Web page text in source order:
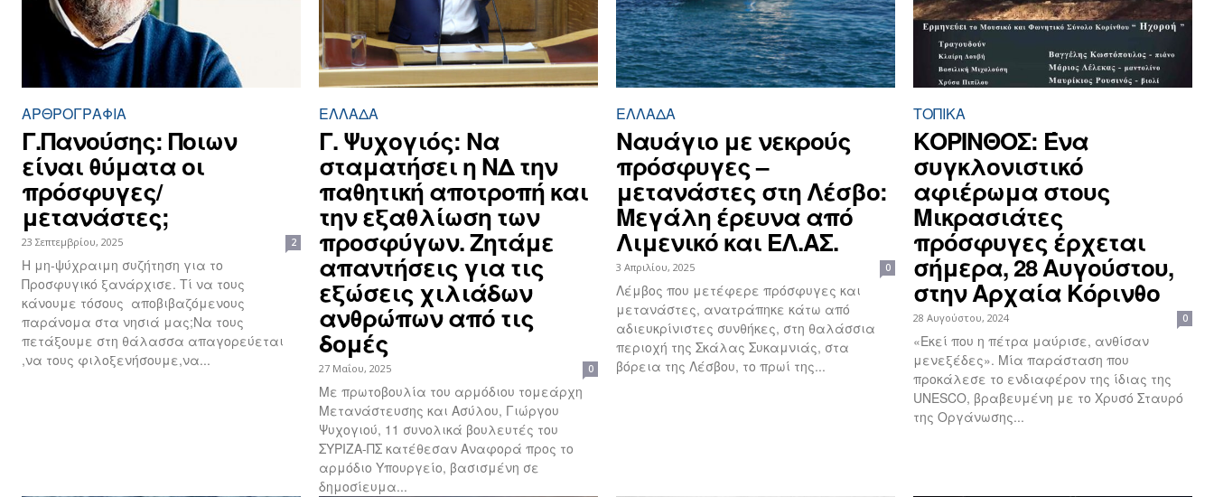
ΑΡΘPΟΓΡΑΦΙΑ
Γ.Πανούσης: Ποιων
είναι θύματα οι
πρόσφυγες/
μετανάστες;
23 Σεπτεμβρίου, 2025 2
Η μη-ψύχραιμη συζήτηση για το
Προσφυγικό ξανάρχισε. Τί να τους
κάνουμε τόσους αποβιβαζόμενους
παράνομα στα νησιά μας;Να τους
πετάξουμε στη θάλασσα απαγορεύεται
,να τους φιλοξενήσουμε,να...
ΕΛΛΆΔΑ
Γ. Ψυχογιός: Να
σταματήσει η ΝΔ την
παθητική αποτροπή και
την εξαθλίωση των
προσφύγων. Ζητάμε
απαντήσεις για τις
εξώσεις χιλιάδων
ανθρώπων από τις
δομές
27 Μαΐου, 2025 0
Με πρωτοβουλία του αρμόδιου τομεάρχη
Μετανάστευσης και Ασύλου, Γιώργου
Ψυχογιού, 11 συνολικά βουλευτές του
ΣΥΡΙΖΑ-ΠΣ κατέθεσαν Αναφορά προς το
αρμόδιο Υπουργείο, βασισμένη σε
δημοσίευμα...
ΕΛΛΆΔΑ
Ναυάγιο με νεκρούς
πρόσφυγες –
μετανάστες στη Λέσβο:
Μεγάλη έρευνα από
Λιμενικό και ΕΛ.ΑΣ.
3 Απριλίου, 2025 0
Λέμβος που μετέφερε πρόσφυγες και
μετανάστες, ανατράπηκε κάτω από
αδιευκρίνιστες συνθήκες, στη θαλάσσια
περιοχή της Σκάλας Συκαμνιάς, στα
βόρεια της Λέσβου, το πρωί της...
ΤΟΠΙΚΑ
ΚΟΡΙΝΘΟΣ: Ένα
συγκλονιστικό
αφιέρωμα στους
Μικρασιάτες
πρόσφυγες έρχεται
σήμερα, 28 Αυγούστου,
στην Αρχαία Κόρινθο
28 Αυγούστου, 2024 0
«Εκεί που η πέτρα μαύρισε, ανθίσαν
μενεξέδες». Μία παράσταση που
προκάλεσε το ενδιαφέρον της ίδιας της
UNESCO, βραβευμένη με το Χρυσό Σταυρό
της Οργάνωσης...